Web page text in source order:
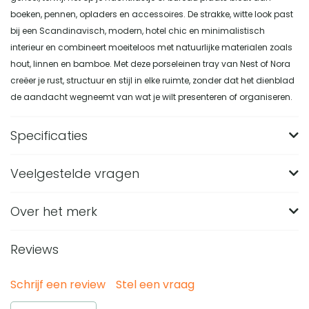
boeken, pennen, opladers en accessoires. De strakke, witte look past
bij een Scandinavisch, modern, hotel chic en minimalistisch
interieur en combineert moeiteloos met natuurlijke materialen zoals
hout, linnen en bamboe. Met deze porseleinen tray van Nest of Nora
creëer je rust, structuur en stijl in elke ruimte, zonder dat het dienblad
de aandacht wegneemt van wat je wilt presenteren of organiseren.
Specificaties
Merk
Hoogte (in CM)
Materiaal Keramiek, Porselein
Kleur
Veelgestelde vragen
Wat zijn de afmetingen van het Nest of Nora
Het dienblad heeft een formaat van 30,5 x 20,3 x 3,8 cm.
aanrecht, plank, salontafel of badkamerplank zonder veel
30.5x20.3cm gemaakt?
Het dienblad is gemaakt van porselein, een keramisch
Over het merk
Reviews
Schrijf een review Stel een vraag